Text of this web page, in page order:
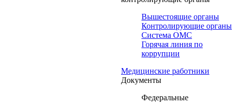
Вышестоящие органы
Контролирующие органы
Система ОМС
Горячая линия по
коррупции
Медицинские работники
Документы
Федеральные